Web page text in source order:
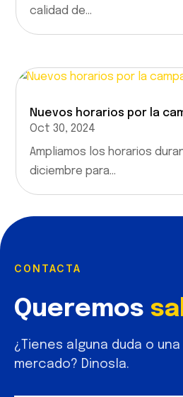
calidad de...
Nuevos horarios por la
Oct 30, 2024
Ampliamos los horarios
diciembre para...
CONTACTA
Queremos
¿Tienes alguna duda o una
mercado? Dinosla.